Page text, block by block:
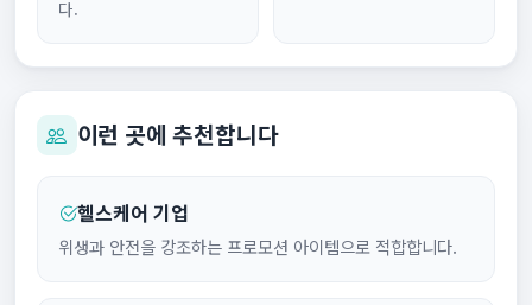
다.
이런 곳에 추천합니다
헬스케어 기업
위생과 안전을 강조하는 프로모션 아이템으로 적합합니다.